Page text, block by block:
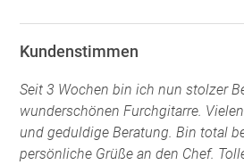
Kundenstimmen
Seit 3 Wochen bin ich nun stolzer
wunderschönen Furchgitarre.
und geduldige Beratung. Bin total
persönliche Grüße an den Chef.